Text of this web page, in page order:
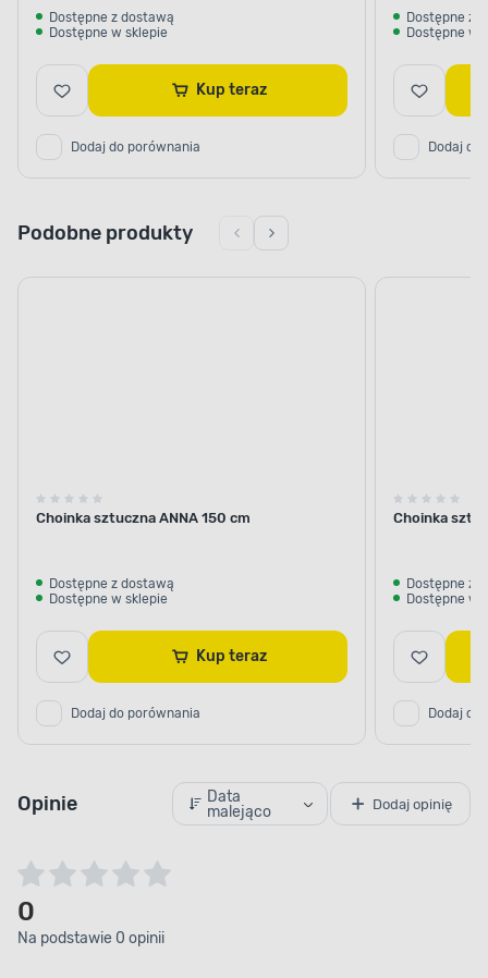
Dostępne z dostawą
Dostępne w sklepie
Kup teraz
Dodaj do porównania
Dostępne z
Dostępne w
Dodaj do
Podobne produkty
Choinka sztuczna ANNA 150 cm
Dostępne z dostawą
Dostępne w sklepie
Kup teraz
Dodaj do porównania
Choinka
Dostępne z
Dostępne w
Dodaj do
Opinie
Data
malejąco
Dodaj opinię
0
Na podstawie 0 opinii